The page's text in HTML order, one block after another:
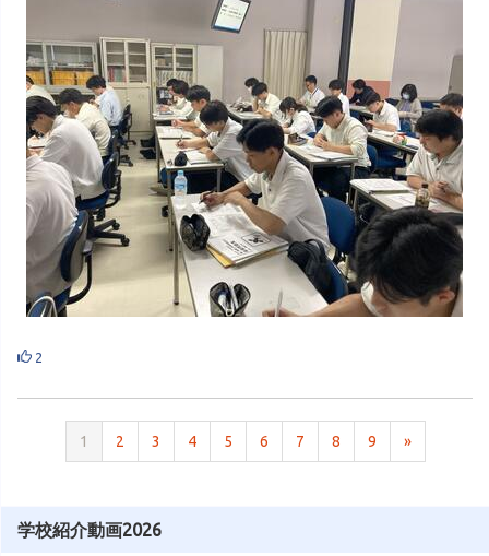
2
1 2 3 4 5 6 7 8 9 »
学校紹介動画2026